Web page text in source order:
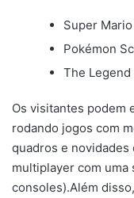
Super
Pokémon
The Legend
Os visitantes podem
rodando jogos com
quadros e novidades
multiplayer com
consoles).Além